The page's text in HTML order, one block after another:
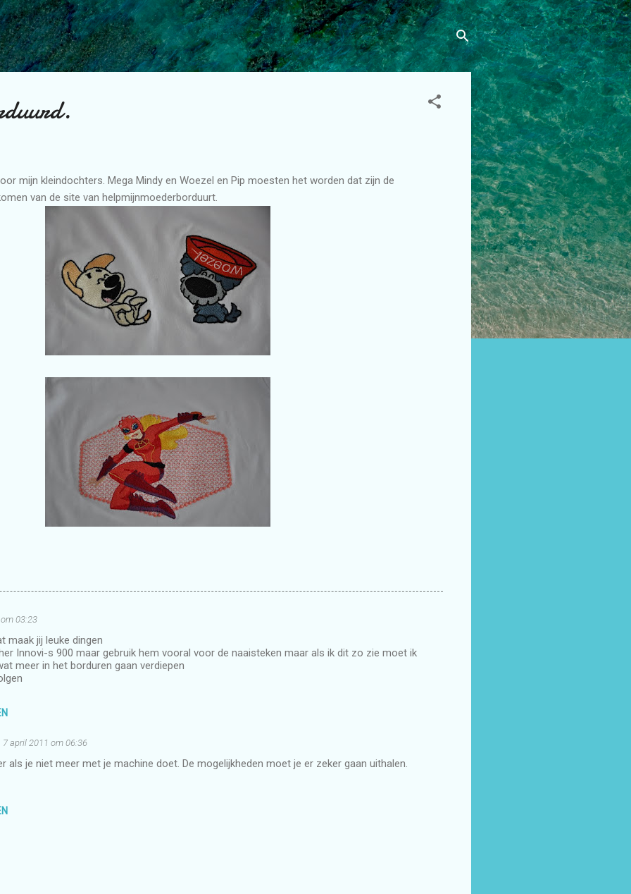
Doorgaan naar hoofdcontent
mijn kleindochters. Mega Mindy en Woezel en Pip moesten het worden dat zijn de
van de site van helpmijnmoederborduurt.
03:23
maak jij leuke dingen
Innovi-s 900 maar gebruik hem vooral voor de naaisteken maar als ik dit zo zie moet ik
meer in het borduren gaan verdiepen
7 april 2011 om 06:36
als je niet meer met je machine doet. De mogelijkheden moet je er zeker gaan uithalen.